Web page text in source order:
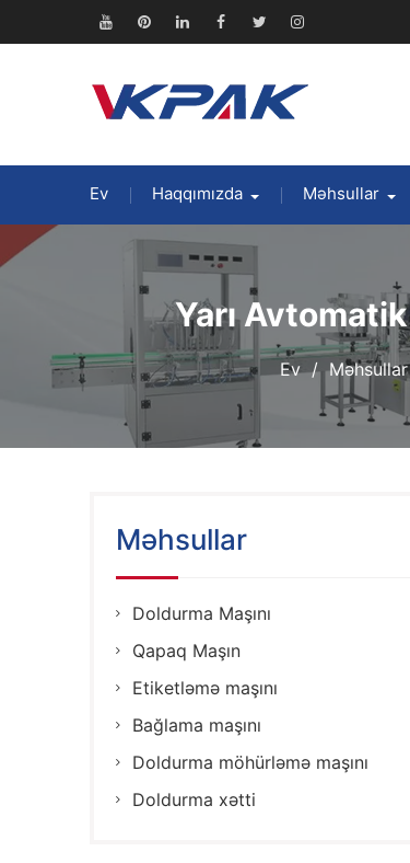
keçin
YoutubePinterestLinkedinFacebook
TwitterInstagram
Ev Haqqımızda Məhsullar
Yarı
Ev Məhsullar
Məhsullar
Doldurma Maşını
Qapaq Maşın
Etiketləmə maşını
Bağlama maşını
Doldurma möhürləmə maşını
Doldurma xətti